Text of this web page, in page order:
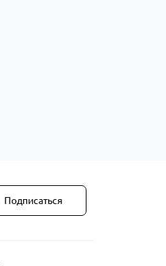
Подписаться